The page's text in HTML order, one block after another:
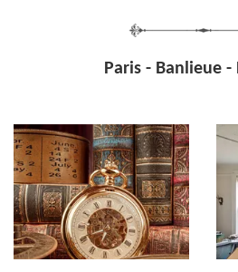
Paris - Banlieue -